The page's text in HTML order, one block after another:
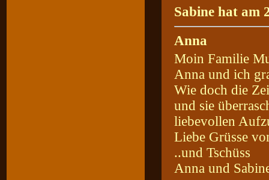
Sabine hat am
Anna
Moin Familie
Anna und ich
Wie doch die
und sie
liebevollen
Liebe Grüsse
..und Tschüss
Anna und